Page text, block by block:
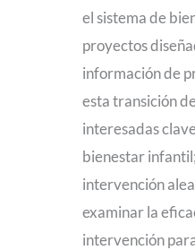
el sistema de
proyectos
información de
esta transición
interesadas
bienestar
intervención
examinar la
intervención